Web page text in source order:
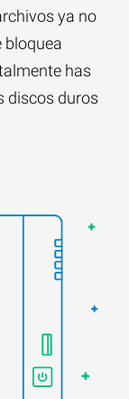
ya no
bloquea
has
discos duros